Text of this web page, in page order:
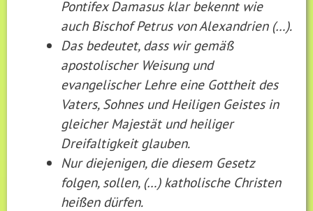
Pontifex Damasus klar bekennt wie
auch Bischof Petrus von Alexandrien (…).
Das bedeutet, dass wir gemäß
apostolischer Weisung und
evangelischer Lehre eine Gottheit des
Vaters, Sohnes und Heiligen Geistes in
gleicher Majestät und heiliger
Dreifaltigkeit glauben.
Nur diejenigen, die diesem Gesetz
folgen, sollen, (…) katholische Christen
heißen dürfen.